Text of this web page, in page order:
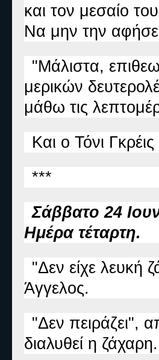
και τον μεσαίο
Να μην την
"Μάλιστα,
μερικών
μάθω τις
Και ο Τόνι Γκρέις
***
Σάββατο 24
Ημέρα τέταρτη.
"Δεν είχε λευκή
Άγγελος.
"Δεν πειράζει",
διαλυθεί η